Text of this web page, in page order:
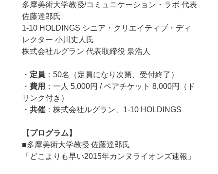
多摩美術大学教授/コミュニケーション・ラボ 代表
佐藤達郎氏
1-10 HOLDINGS シニア・クリエイティブ・ディ
レクター 小川丈人氏
株式会社ルグラン 代表取締役 泉浩人
・ 定員 ：50名（定員になり次第、受付終了）
・ 費用 ：一人 5,000円 / ペアチケット 8,000円（ド
リンク付き）
・ 共催：株式会社ルグラン、1-10 HOLDINGS
【プログラム】
■多摩美術大学教授 佐藤達郎氏
「どこよりも早い2015年カンヌライオンズ速報」